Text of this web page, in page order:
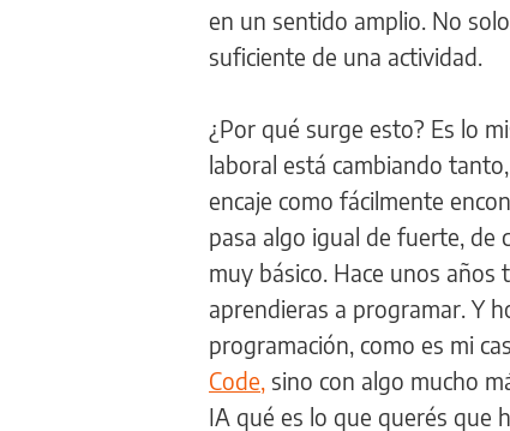
en un sentido amplio. No
suficiente de una actividad.
¿Por qué surge esto? Es lo
laboral está cambiando
encaje como fácilmente
pasa algo igual de fuerte, de
muy básico. Hace unos
aprendieras a programar. Y
programación, como es mi
Code, sino con algo mucho
IA qué es lo que querés que